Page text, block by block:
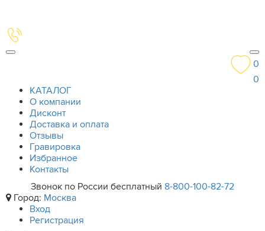
0
0
КАТАЛОГ
О компании
Дисконт
Доставка и оплата
Отзывы
Гравировка
Избранное
Контакты
Звонок по России бесплатный 8-800-100-82-72
Город: Москва
Вход
Регистрация